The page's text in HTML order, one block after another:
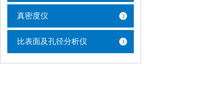
真密度仪
比表面及孔径分析仪